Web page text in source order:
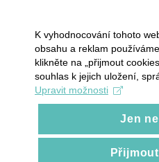
K vyhodnocování tohoto
obsahu a reklam
klikněte na „přijmout
souhlas k jejich uložení,
Upravit možnosti
Jen